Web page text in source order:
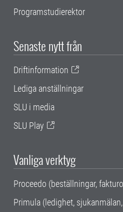
Programstudierektor
Senaste nytt från
Driftinformation
Lediga anställningar
SLU i media
SLU Play
Vanliga verktyg
Proceedo (beställningar,
Primula (ledighet,